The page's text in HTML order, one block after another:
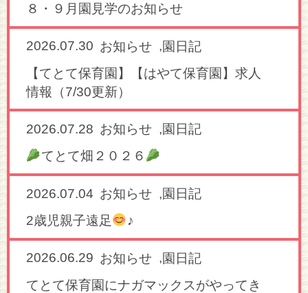
８・９月園見学のお知らせ
2026.07.30 お知らせ ,園日記
【てとて保育園】【はやて保育園】求人
情報（7/30更新）
2026.07.28 お知らせ ,園日記
てとて畑２０２６
2026.07.04 お知らせ ,園日記
2歳児親子遠足
♪
2026.06.29 お知らせ ,園日記
てとて保育園にナガマックスがやってき